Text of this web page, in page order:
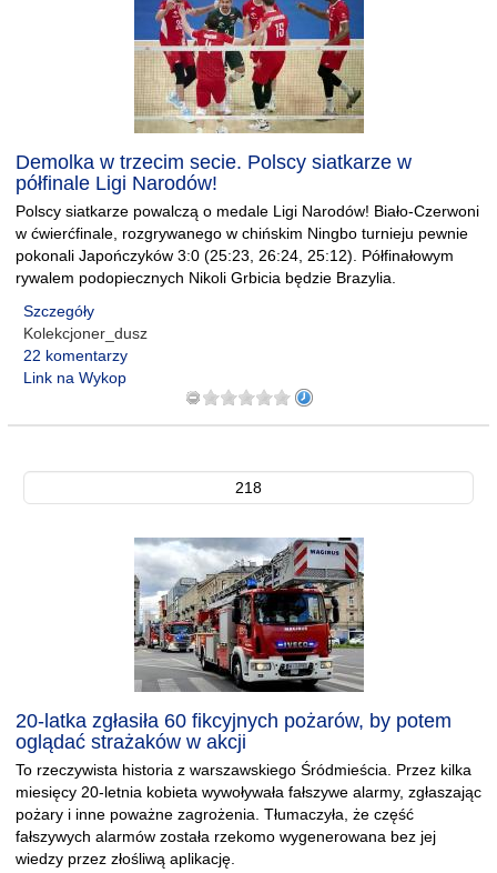
Demolka w trzecim secie. Polscy siatkarze w
półfinale Ligi Narodów!
Polscy siatkarze powalczą o medale Ligi Narodów! Biało-Czerwoni
w ćwierćfinale, rozgrywanego w chińskim Ningbo turnieju pewnie
pokonali Japończyków 3:0 (25:23, 26:24, 25:12). Półfinałowym
rywalem podopiecznych Nikoli Grbicia będzie Brazylia.
Szczegóły
Kolekcjoner_dusz
22 komentarzy
Link na Wykop
218
20-latka zgłasiła 60 fikcyjnych pożarów, by potem
oglądać strażaków w akcji
To rzeczywista historia z warszawskiego Śródmieścia. Przez kilka
miesięcy 20-letnia kobieta wywoływała fałszywe alarmy, zgłaszając
pożary i inne poważne zagrożenia. Tłumaczyła, że część
fałszywych alarmów została rzekomo wygenerowana bez jej
wiedzy przez złośliwą aplikację.